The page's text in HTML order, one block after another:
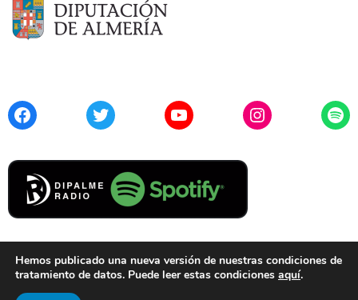
FacebookTwitter YouTubeInstagram
Cookies
Hemos publicado una nueva versión de nuestras condiciones de
tratamiento de datos. Puede leer estas condiciones aquí.